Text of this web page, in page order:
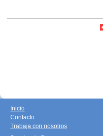
Inicio
Contacto
Trabaja con nosotros